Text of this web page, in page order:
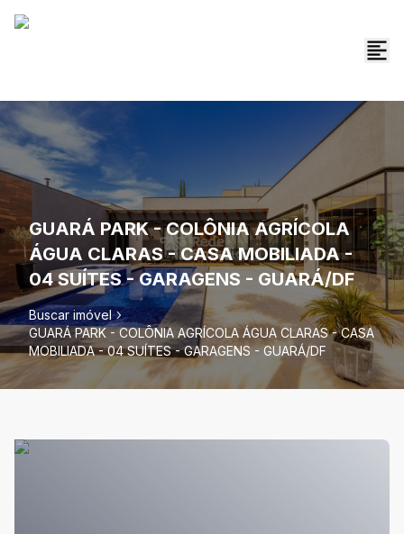
GUARÁ PARK - COLÔNIA AGRÍCOLA
ÁGUA CLARAS - CASA MOBILIADA -
04 SUÍTES - GARAGENS - GUARÁ/DF
Buscar imóvel
GUARÁ PARK - COLÔNIA AGRÍCOLA ÁGUA CLARAS - CASA
MOBILIADA - 04 SUÍTES - GARAGENS - GUARÁ/DF